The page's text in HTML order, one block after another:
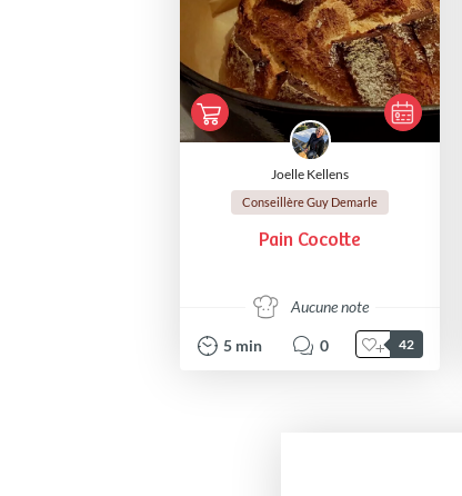
Joelle Kellens
Conseillère Guy Demarle
Pain Cocotte
Aucune note
5 min 0 42